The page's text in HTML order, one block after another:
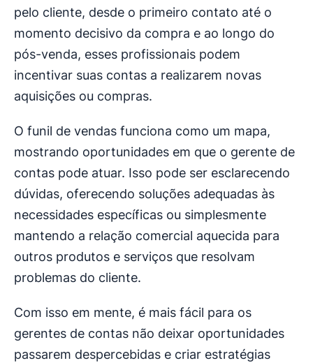
pelo cliente, desde o primeiro contato até o
momento decisivo da compra e ao longo do
pós-venda, esses profissionais podem
incentivar suas contas a realizarem novas
aquisições ou compras.
O funil de vendas funciona como um mapa,
mostrando oportunidades em que o gerente de
contas pode atuar. Isso pode ser esclarecendo
dúvidas, oferecendo soluções adequadas às
necessidades específicas ou simplesmente
mantendo a relação comercial aquecida para
outros produtos e serviços que resolvam
problemas do cliente.
Com isso em mente, é mais fácil para os
gerentes de contas não deixar oportunidades
passarem despercebidas e criar estratégias